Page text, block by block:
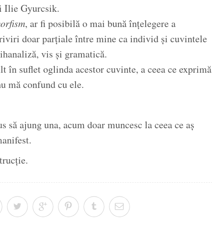
Ilie Gyurcsik.
, ar fi posibilă o mai bună înțelegere a
doar parțiale între mine ca individ și cuvintele
vis și gramatică.
în suflet oglinda acestor cuvinte, a ceea ce exprimă
mă confund cu ele.
să ajung una, acum doar muncesc la ceea ce aș